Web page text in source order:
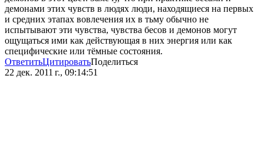
демонами этих чувств в людях люди, находящиеся на первых
и средних этапах вовлечения их в тьму обычно не
испытывают эти чувства, чувства бесов и демонов могут
ощущаться ими как действующая в них энергия или как
специфические или тёмные состояния.
ОтветитьЦитироватьПоделиться
22 дек. 2011 г., 09:14:51